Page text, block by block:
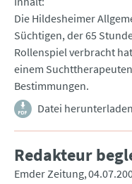
Die Hildesheimer
Süchtigen, der 65
Rollenspiel verbracht
einem
Bestimmungen.
Datei herunterladen
Redakteur
Emder Zeitung